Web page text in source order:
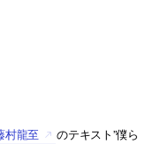
村龍至
のテキスト”僕ら